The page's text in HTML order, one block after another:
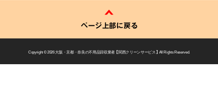
ページ上部に戻る
Copyright © 2026大阪・京都・奈良の不用品回収業者 【 関西クリーンサービス 】 All Rights Reserved.